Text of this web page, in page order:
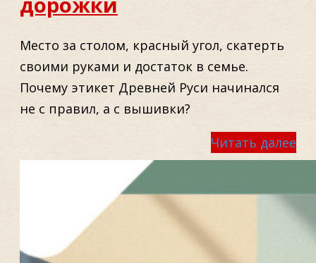
Место за столом, красный угол, скатерть
своими руками и достаток в семье.
Почему этикет Древней Руси начинался
не с правил, а с вышивки?
Читать далее